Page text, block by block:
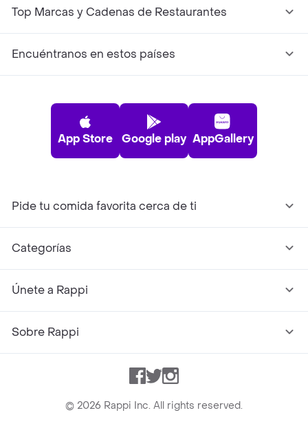
Top Marcas y Cadenas de Restaurantes
Encuéntranos en estos países
App Store Google play AppGallery
Pide tu comida favorita cerca de ti
Categorías
Únete a Rappi
Sobre Rappi
Facebook
TwitterInstagram
© 2026 Rappi Inc. All rights reserved.